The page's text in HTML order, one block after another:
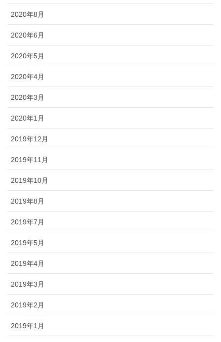
2020年8月
2020年6月
2020年5月
2020年4月
2020年3月
2020年1月
2019年12月
2019年11月
2019年10月
2019年8月
2019年7月
2019年5月
2019年4月
2019年3月
2019年2月
2019年1月